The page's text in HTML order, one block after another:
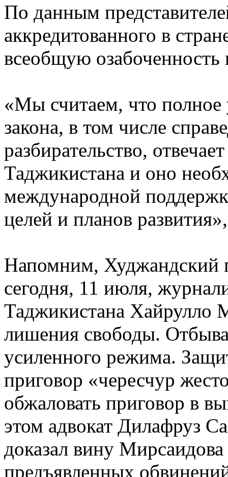
По данным
аккредитованного в
всеобщую
«Мы считаем, что полное
закона, в том числе
разбирательство,
Таджикистана и оно
международной
целей и планов
Напомним, Худжандский
сегодня, 11 июля,
Таджикистана Хайрулло
лишения свободы.
усиленного режима.
приговор «чересчур
обжаловать приговор в
этом адвокат Дилафруз
доказал вину
предъявленных